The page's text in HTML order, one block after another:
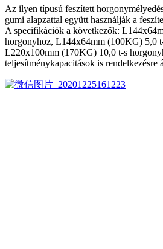
Az ilyen típusú feszített
gumi alapzattal együtt használják a
A specifikációk a következők:
horgonyhoz, L144x64mm (100KG) 5,0
L220x100mm (170KG) 10,0 t-s
teljesítménykapacitások is rendelkezésre